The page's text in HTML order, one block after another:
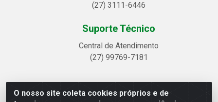
O nosso site coleta cookies próprios e de
(27) 3111-6446
Suporte Técnico
Central de Atendimento
(27) 99769-7181
Linhavix Distribuidora LTDA - Avenida Alegre, 2521 -